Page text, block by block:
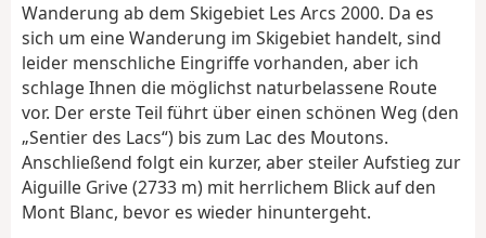
n
Wanderung ab dem Skigebiet Les Arcs 2000. Da es
sich um eine Wanderung im Skigebiet handelt, sind
leider menschliche Eingriffe vorhanden, aber ich
schlage Ihnen die möglichst naturbelassene Route
vor. Der erste Teil führt über einen schönen Weg (den
„Sentier des Lacs“) bis zum Lac des Moutons.
Anschließend folgt ein kurzer, aber steiler Aufstieg zur
Aiguille Grive (2733 m) mit herrlichem Blick auf den
Mont Blanc, bevor es wieder hinuntergeht.